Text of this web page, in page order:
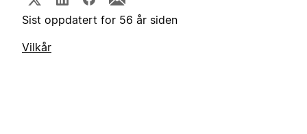
Sist oppdatert for 56 år siden
Vilkår